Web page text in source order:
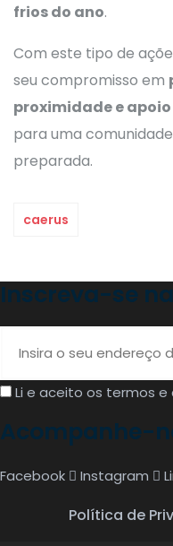
frios do ano.
Com este tipo de
seu compromisso em
proximidade e
para uma
preparada.
caerus
Inscreva-se
Li e aceito os termos e
Acompanhe-
Facebook Instagram
Política de